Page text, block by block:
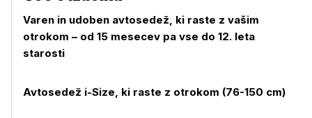
Varen in udoben avtosedež, ki raste z vašim
otrokom – od 15 mesecev pa vse do 12. leta
starosti
Avtosedež i-Size, ki raste z otrokom (76-150 cm)